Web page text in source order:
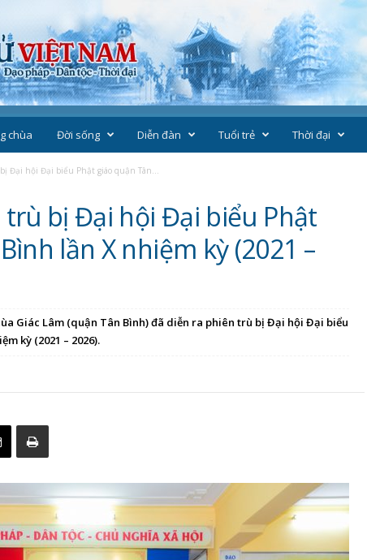
chùa Đời sống Diễn đàn Tuổi trẻ Thời đại
Đại hội Đại biểu Phật giáo quận Tân...
trù bị Đại hội Đại biểu Phật
lần X nhiệm kỳ (2021 –
Giác Lâm (quận Tân Bình) đã diễn ra phiên trù bị Đại hội Đại biểu
kỳ (2021 – 2026).